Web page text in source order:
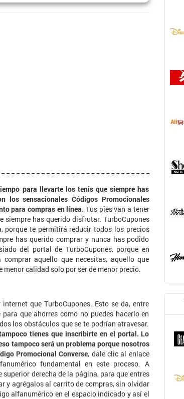
para llevarte los tenis que siempre has
los sensacionales Códigos Promocionales
para compras en línea. Tus pies van a tener
siempre has querido disfrutar. TurboCupones
porque te permitirá reducir todos los precios
has querido comprar y nunca has podido
del portal de TurboCupones, porque en
aquello que necesitas, aquello que
calidad solo por ser de menor precio.
que TurboCupones. Esto se da, entre
que ahorres como no puedes hacerlo en
los obstáculos que se te podrían atravesar.
tienes que inscribirte en el portal. Lo
tampoco será un problema porque nosotros
Promocional Converse, dale clic al enlace
fundamental en este proceso. A
derecha de la página, para que entres
y agrégalos al carrito de compras, sin olvidar
alfanumérico en el espacio indicado y así el